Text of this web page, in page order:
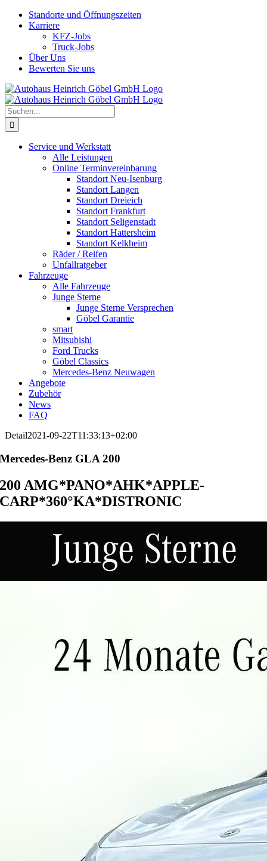
Skip
Standorte und Öffnungszeiten
Karriere
KFZ-Jobs
Truck-Jobs
Über Uns
Bewerten Sie uns
Suche
nach:
Service und Werkstatt
Alle Leistungen
Online Terminvereinbarung
Standort Neu-Isenburg
Standort Langen
Standort Dreieich
Standort Frankfurt
Standort Seligenstadt
Standort Hattersheim
Standort Kelkheim
Räder / Reifen
Unfallratgeber
Fahrzeuge
Alle Fahrzeuge
Junge Sterne
Junge Sterne Versprechen
Göbel Garantie
smart
Mitsubishi
Ford Trucks
Göbel Classics
Mercedes-Benz Neuwagen
Angebote
Zubehör
News
FAQ
Detail2021-09-22T11:33:13+02:00
Mercedes-Benz GLA 200
200 AMG*PANO*AHK*APPLE-
CARP*360°KA*DISTRONIC